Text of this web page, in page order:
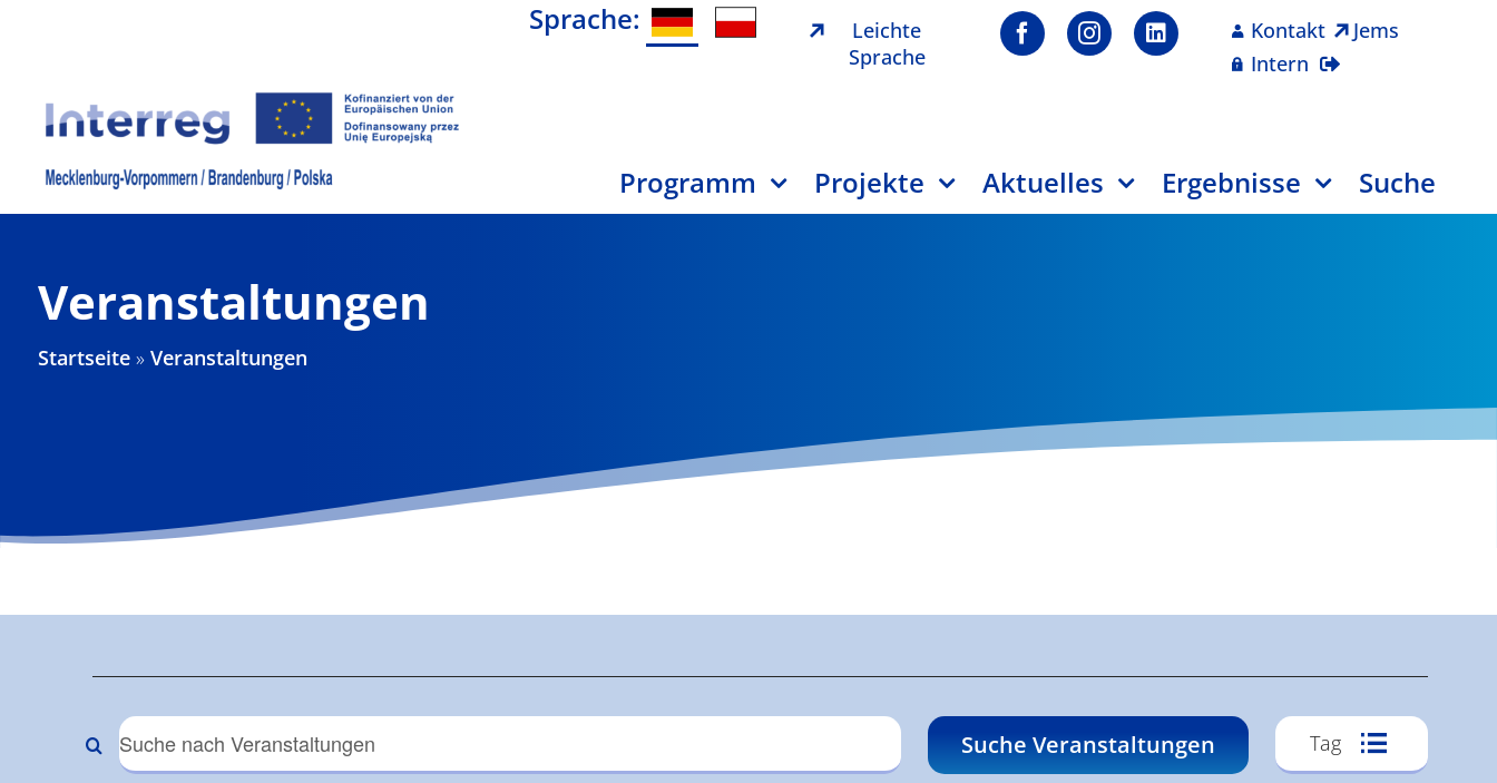
Sprache:
Leichte
Sprache
Kontakt
Jems
Intern
Programm Projekte Aktuelles Ergebnisse Suche
Veranstaltungen
Startseite »Veranstaltungen
Veranstaltungen
für
Bitte
Suche Veranstaltungen Tag